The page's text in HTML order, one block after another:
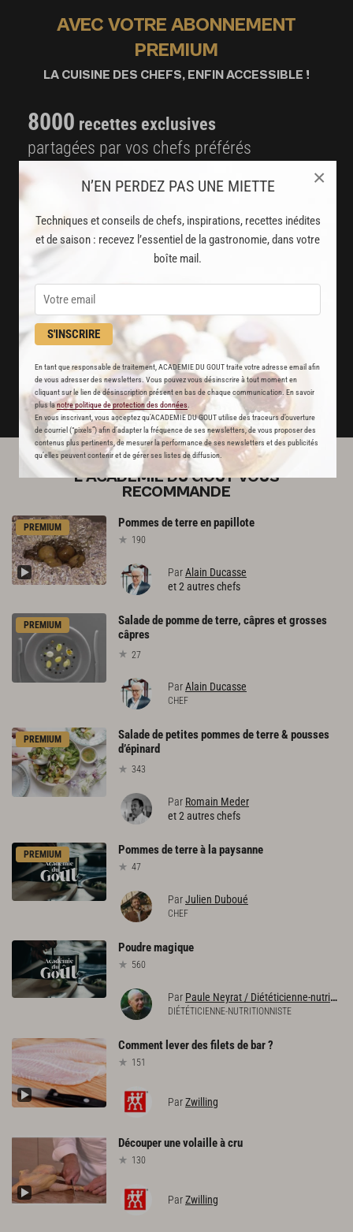
N’EN PERDEZ PAS UNE MIETTE
Techniques et conseils de chefs, inspirations, recettes inédites
et de saison : recevez l’essentiel de la gastronomie, dans votre
boîte mail.
S'INSCRIRE
En tant que responsable de traitement, ACADEMIE DU GOUT traite votre adresse email afin
de vous adresser des newsletters. Vous pouvez vous désinscrire à tout moment en
cliquant sur le lien de désinscription présent en bas de chaque communication. En savoir
plus lanotre politique de protection des données
En vous inscrivant, vous acceptez qu'ACADEMIE DU GOUT utilise des traceurs d’ouverture
de courriel (“pixels”) afin d’adapter la fréquence de ses newsletters, de vous proposer des
contenus plus pertinents, de mesurer la performance de ses newsletters et des publicités
qu’elles peuvent contenir et de gérer ses listes de diffusion.
×
AVEC VOTRE ABONNEMENT
PREMIUM
LA CUISINE DES CHEFS, ENFIN ACCESSIBLE !
8000 recettes exclusives
partagées par vos chefs préférés
2000
vidéos de recettes
Des nouveautés
disponibles chaque semaine
Stop pub
un service garanti sans publicité
JE M'ABONNE
DÉJÀ ABONNÉ(E) ? JE ME CONNECTE
L'ACADÉMIE DU GOÛT VOUS
RECOMMANDE
PREMIUM Pommesdeterreenpapillote
190
ParAlain Ducasse
et 2 autres chefs
PREMIUM
Salade de pomme de terre, câpres et grosses
câpres
27
ParAlain Ducasse
CHEF
PREMIUM
Salade de petites pommes de terre & pousses
d’épinard
343
Par Romain Meder
et 2 autres chefs
PREMIUM Pommesdeterreà lapaysanne
47
ParJulien Duboué
CHEF
Poudremagique
560
Par Paule Neyrat / Diététicienne-nutritionniste
DIÉTÉTICIENNE-NUTRITIONNISTE
Comment leverdesfiletsde bar?
151
ParZwilling
Découperunevolailleàcru
130
ParZwilling